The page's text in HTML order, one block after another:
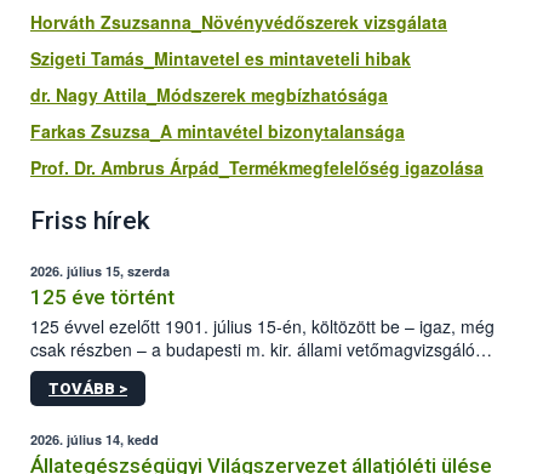
Horváth Zsuzsanna_Növényvédőszerek vizsgálata
Szigeti Tamás_Mintavetel es mintaveteli hibak
dr. Nagy Attila_Módszerek megbízhatósága
Farkas Zsuzsa_A mintavétel bizonytalansága
Prof. Dr. Ambrus Árpád_Termékmegfelelőség igazolása
Friss hírek
2026. július 15, szerda
125 éve történt
125 évvel ezelőtt 1901. július 15-én, költözött be – igaz, még
csak részben – a budapesti m. kir. állami vetőmagvizsgáló
állomás a Kis Rókus utca 15. szám alatti, Czigler Győző által
tervezett új épületébe.
TOVÁBB >
2026. július 14, kedd
Állategészségügyi Világszervezet állatjóléti ülése